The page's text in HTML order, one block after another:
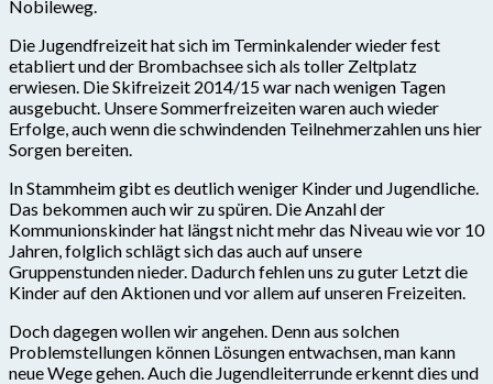
Nobileweg.
Die Jugendfreizeit hat sich im Terminkalender wieder fest
etabliert und der Brombachsee sich als toller Zeltplatz
erwiesen. Die Skifreizeit 2014/15 war nach wenigen Tagen
ausgebucht. Unsere Sommerfreizeiten waren auch wieder
Erfolge, auch wenn die schwindenden Teilnehmerzahlen uns hier
Sorgen bereiten.
In Stammheim gibt es deutlich weniger Kinder und Jugendliche.
Das bekommen auch wir zu spüren. Die Anzahl der
Kommunionskinder hat längst nicht mehr das Niveau wie vor 10
Jahren, folglich schlägt sich das auch auf unsere
Gruppenstunden nieder. Dadurch fehlen uns zu guter Letzt die
Kinder auf den Aktionen und vor allem auf unseren Freizeiten.
Doch dagegen wollen wir angehen. Denn aus solchen
Problemstellungen können Lösungen entwachsen, man kann
neue Wege gehen. Auch die Jugendleiterrunde erkennt dies und